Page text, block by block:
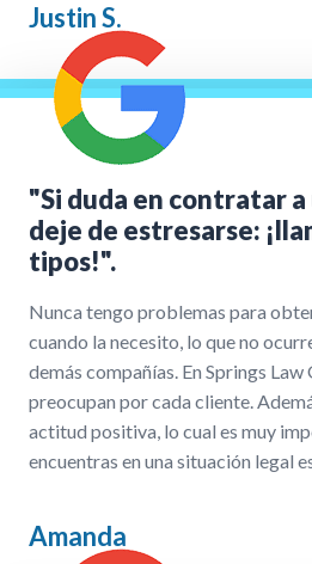
Justin S.
"Si duda en contratar a
deje de estresarse:
tipos!".
Nunca tengo problemas para
cuando la necesito, lo que no
demás compañías. En Springs
preocupan por cada cliente.
actitud positiva, lo cual es muy
encuentras en una situación legal
Amanda